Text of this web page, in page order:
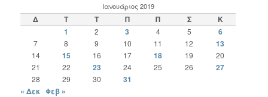
Ιανουάριος 2019
Δ Τ Τ Π Π Σ
Κ
1
2 3 4 5 6
7 8 9 10 11 12 13
14 15 16 17 18 19
20
21
22 23 24 25 26 27
28 29 30
31
« Δεκ Φεβ »